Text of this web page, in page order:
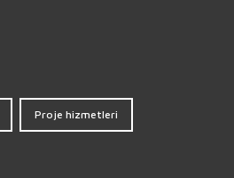
Proje hizmetleri